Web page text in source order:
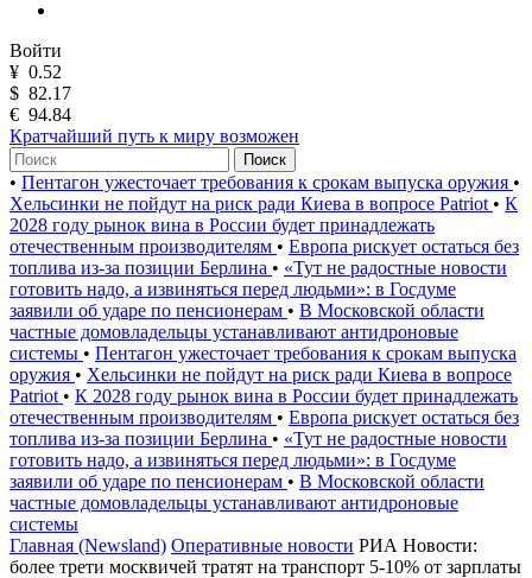
Войти
¥ 0.52
$ 82.17
€ 94.84
Кратчайший путь к миру возможен
Поиск
• Пентагон ужесточает требования к срокам выпуска оружия •
Хельсинки не пойдут на риск ради Киева в вопросе Patriot • К
2028 году рынок вина в России будет принадлежать
отечественным производителям • Европа рискует остаться без
топлива из-за позиции Берлина • «Тут не радостные новости
готовить надо, а извиняться перед людьми»: в Госдуме
заявили об ударе по пенсионерам • В Московской области
частные домовладельцы устанавливают антидроновые
системы • Пентагон ужесточает требования к срокам выпуска
оружия • Хельсинки не пойдут на риск ради Киева в вопросе
Patriot • К 2028 году рынок вина в России будет принадлежать
отечественным производителям • Европа рискует остаться без
топлива из-за позиции Берлина • «Тут не радостные новости
готовить надо, а извиняться перед людьми»: в Госдуме
заявили об ударе по пенсионерам • В Московской области
частные домовладельцы устанавливают антидроновые
системы
Главная (Newsland) Оперативные новости РИА Новости:
более трети москвичей тратят на транспорт 5-10% от зарплаты